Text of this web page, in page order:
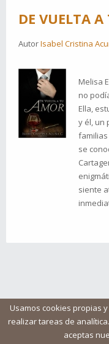
Usamos cookies propias
realizar tareas de
aceptas
DE VUELTA
AutorIsabel Cristina
Melisa
no
Ella,
y él, un
familias
se
siente